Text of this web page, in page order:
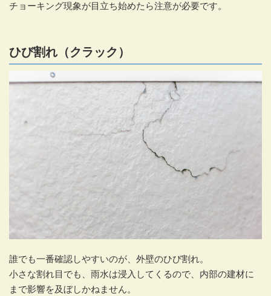
チョーキング現象が目立ち始めたら注意が必要です。
ひび割れ（クラック）
誰でも一番確認しやすいのが、外壁のひび割れ。
小さな割れ目でも、雨水は浸入してくるので、内部の建材に
まで影響を及ぼしかねません。